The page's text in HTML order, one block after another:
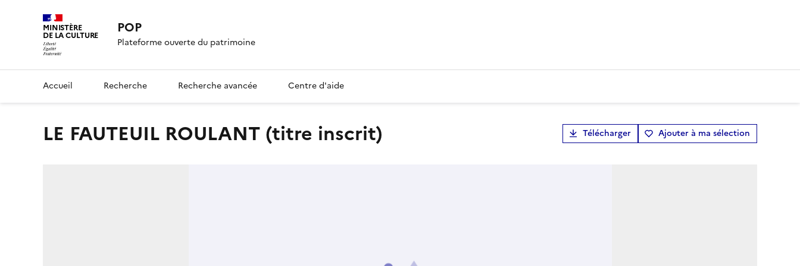
MINISTÈRE
DE LA CULTURE POP
Plateforme ouverte du patrimoine
Accueil Recherche Recherche avancée Centre d'aide
LE FAUTEUIL ROULANT (titre inscrit) Télécharger Ajouter à ma sélection